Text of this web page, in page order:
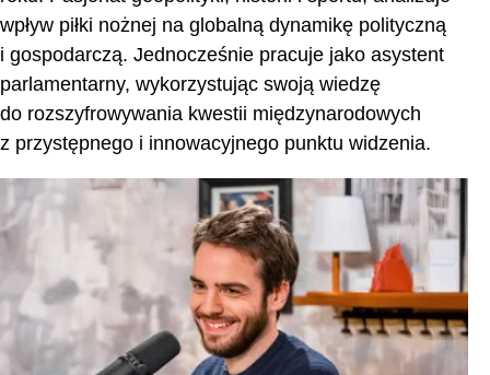
Premiera 27 września: Tom II / Geopolityka klubów
piłkarskich
wpływ piłki nożnej na globalną dynamikę polityczną
i gospodarczą. Jednocześnie pracuje jako asystent
parlamentarny, wykorzystując swoją wiedzę
do rozszyfrowywania kwestii międzynarodowych
z przystępnego i innowacyjnego punktu widzenia.